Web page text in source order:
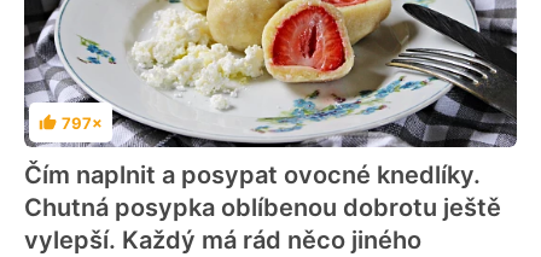
Hodnocení
797×
Čím naplnit a posypat ovocné knedlíky.
Chutná posypka oblíbenou dobrotu ještě
vylepší. Každý má rád něco jiného